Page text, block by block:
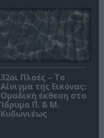
32οι Πλοές – Το
Αίνιγμα της Εικόνας:
Ομαδική έκθεση στο
Ίδρυμα Π. & Μ.
Κυδωνιέως